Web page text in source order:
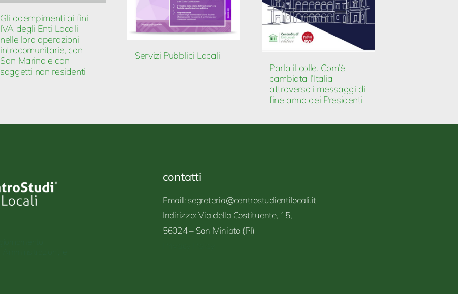
Gli adempimenti ai fini
IVA degli Enti Locali
nelle loro operazioni
intracomunitarie, con
San Marino e con
soggetti non residenti
Servizi Pubblici Locali
Parla il colle. Com’è
cambiata l’Italia
attraverso i messaggi di
fine anno dei Presidenti
contatti
Email: segreteria@centrostudientilocali.it
Indirizzo:Via della Costituente, 15,
56024 – San Miniato (PI)